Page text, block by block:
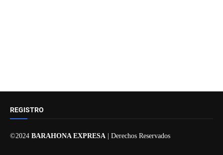
REGISTRO
©2024 BARAHONA EXPRESA | Derechos Reservados